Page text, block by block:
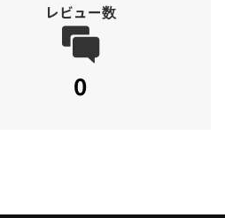
レビュー数
0